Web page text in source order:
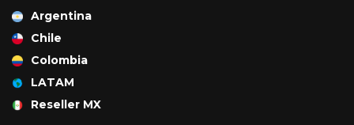
Argentina
Chile
Colombia
LATAM
Reseller MX